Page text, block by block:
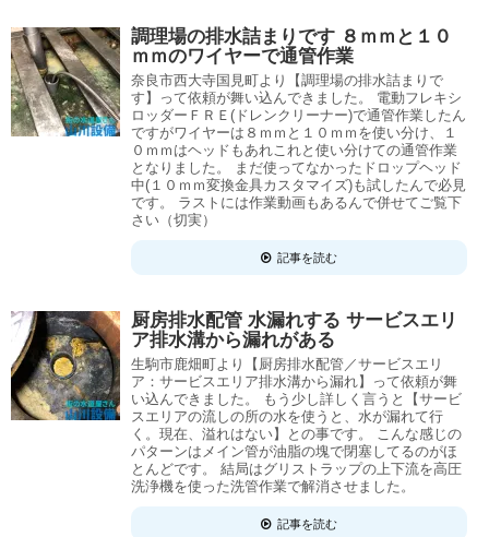
調理場の排水詰まりです ８ｍｍと１０
ｍｍのワイヤーで通管作業
奈良市西大寺国見町より【調理場の排水詰まりで
す】って依頼が舞い込んできました。 電動フレキシ
ロッダーＦＲＥ(ドレンクリーナー)で通管作業したん
ですがワイヤーは８ｍｍと１０ｍｍを使い分け、１
０ｍｍはヘッドもあれこれと使い分けての通管作業
となりました。 まだ使ってなかったドロップヘッド
中(１０ｍｍ変換金具カスタマイズ)も試したんで必見
です。 ラストには作業動画もあるんで併せてご覧下
さい（切実）
記事を読む
厨房排水配管 水漏れする サービスエリ
ア排水溝から漏れがある
生駒市鹿畑町より【厨房排水配管／サービスエリ
ア：サービスエリア排水溝から漏れ】って依頼が舞
い込んできました。 もう少し詳しく言うと【サービ
スエリアの流しの所の水を使うと、水が漏れて行
く。現在、溢れはない】との事です。 こんな感じの
パターンはメイン管が油脂の塊で閉塞してるのがほ
とんどです。 結局はグリストラップの上下流を高圧
洗浄機を使った洗管作業で解消させました。
記事を読む